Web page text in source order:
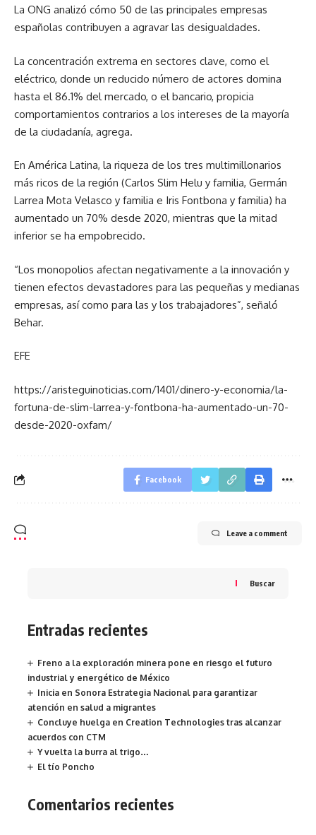
La ONG analizó cómo 50 de las principales empresas
españolas contribuyen a agravar las desigualdades.
La concentración extrema en sectores clave, como el
eléctrico, donde un reducido número de actores domina
hasta el 86.1% del mercado, o el bancario, propicia
comportamientos contrarios a los intereses de la mayoría
de la ciudadanía, agrega.
En América Latina, la riqueza de los tres multimillonarios
más ricos de la región (Carlos Slim Helu y familia, Germán
Larrea Mota Velasco y familia e Iris Fontbona y familia) ha
aumentado un 70% desde 2020, mientras que la mitad
inferior se ha empobrecido.
“Los monopolios afectan negativamente a la innovación y
tienen efectos devastadores para las pequeñas y medianas
empresas, así como para las y los trabajadores”, señaló
Behar.
EFE
https://aristeguinoticias.com/1401/dinero-y-economia/la-
fortuna-de-slim-larrea-y-fontbona-ha-aumentado-un-70-
desde-2020-oxfam/
Facebook
Leave a comment
Buscar
Entradas recientes
Freno a la exploración minera pone en riesgo el futuro
industrial y energético de México
Inicia en Sonora Estrategia Nacional para garantizar
atención en salud a migrantes
Concluye huelga en Creation Technologies tras alcanzar
acuerdos con CTM
Y vuelta la burra al trigo…
El tío Poncho
Comentarios recientes